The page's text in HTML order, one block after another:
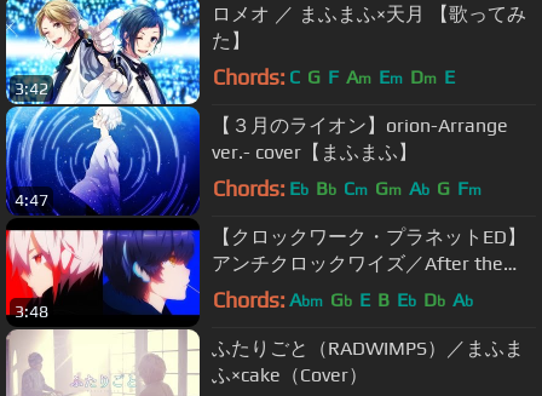
3:42
ロメオ ／ まふまふ×天月 【歌ってみ
た】
Chords: C G F Am Em Dm E
4:47
【３月のライオン】orion-Arrange
ver.- cover【まふまふ】
Chords: Eb Bb Cm Gm Ab G Fm
3:48
【クロックワーク・プラネットED】
アンチクロックワイズ／After the
Rain【そらる×まふまふ】
Chords: Abm Gb E B Eb Db Ab
ふたりごと（RADWIMPS）／まふま
ふ×cake（Cover）